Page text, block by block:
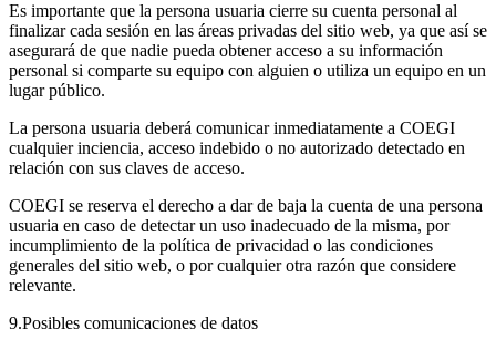
Es importante que la persona usuaria cierre su cuenta personal al
finalizar cada sesión en las áreas privadas del sitio web, ya que así se
asegurará de que nadie pueda obtener acceso a su información
personal si comparte su equipo con alguien o utiliza un equipo en un
lugar público.
La persona usuaria deberá comunicar inmediatamente a COEGI
cualquier inciencia, acceso indebido o no autorizado detectado en
relación con sus claves de acceso.
COEGI se reserva el derecho a dar de baja la cuenta de una persona
usuaria en caso de detectar un uso inadecuado de la misma, por
incumplimiento de la política de privacidad o las condiciones
generales del sitio web, o por cualquier otra razón que considere
relevante.
9.Posibles comunicaciones de datos